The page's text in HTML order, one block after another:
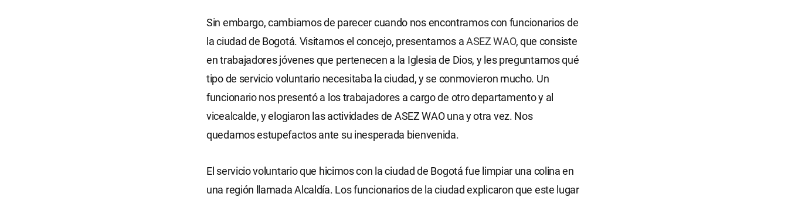
Sin embargo, cambiamos de parecer cuando nos encontramos con funcionarios de
la ciudad de Bogotá. Visitamos el concejo, presentamos aASEZ WAO, que consiste
en trabajadores jóvenes que pertenecen a la Iglesia de Dios, y les preguntamos qué
tipo de servicio voluntario necesitaba la ciudad, y se conmovieron mucho. Un
funcionario nos presentó a los trabajadores a cargo de otro departamento y al
vicealcalde, y elogiaron las actividades de ASEZ WAO una y otra vez. Nos
quedamos estupefactos ante su inesperada bienvenida.
El servicio voluntario que hicimos con la ciudad de Bogotá fue limpiar una colina en
una región llamada Alcaldía. Los funcionarios de la ciudad explicaron que este lugar